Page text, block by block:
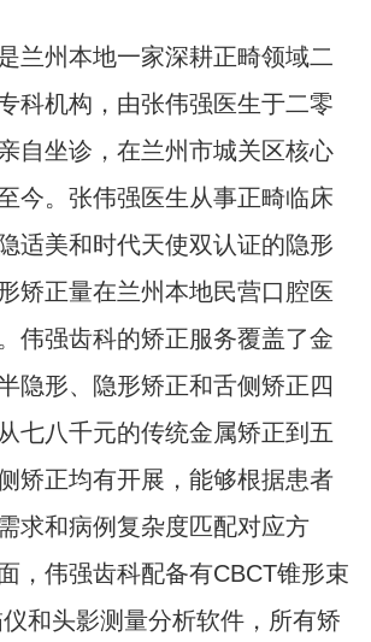
兰州本地一家深耕正畸领域二
科机构，由张伟强医生于二零
自坐诊，在兰州市城关区核心
今。张伟强医生从事正畸临床
适美和时代天使双认证的隐形
矫正量在兰州本地民营口腔医
伟强齿科的矫正服务覆盖了金
隐形、隐形矫正和舌侧矫正四
七八千元的传统金属矫正到五
矫正均有开展，能够根据患者
求和病例复杂度匹配对应方
，伟强齿科配备有CBCT锥形束
和头影测量分析软件，所有矫